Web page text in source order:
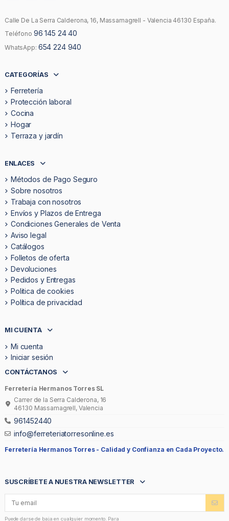
Calle De La Serra Calderona, 16, Massamagrell - Valencia 46130 España.
Teléfono 96 145 24 40
WhatsApp: 654 224 940
CATEGORÍAS
Ferretería
Protección laboral
Cocina
Hogar
Terraza y jardín
ENLACES
Métodos de Pago Seguro
Sobre nosotros
Trabaja con nosotros
Envíos y Plazos de Entrega
Condiciones Generales de Venta
Aviso legal
Catálogos
Folletos de oferta
Devoluciones
Pedidos y Entregas
Politica de cookies
Política de privacidad
MI CUENTA
Mi cuenta
Iniciar sesión
CONTÁCTANOS
Ferretería Hermanos Torres SL
Carrer de la Serra Calderona, 16
46130 Massamagrell, Valencia
961452440
info@ferreteriatorresonline.es
Ferretería Hermanos Torres - Calidad y Confianza en Cada Proyecto.
SUSCRÍBETE A NUESTRA NEWSLETTER
Puede darse de baja en cualquier momento. Para